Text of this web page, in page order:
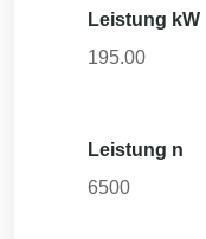
Leistung kW
195.00
Leistung n
6500